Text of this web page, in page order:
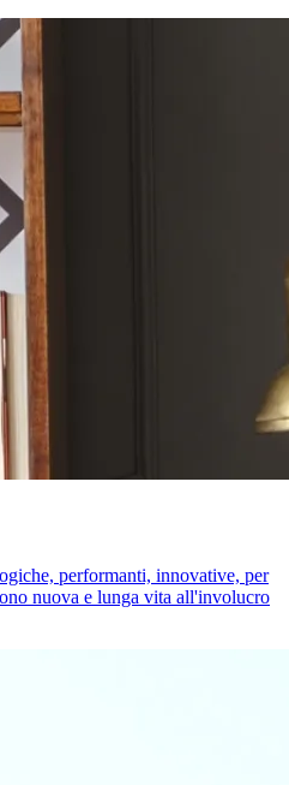
performanti, innovative, per
nuova e lunga vita all'involucro